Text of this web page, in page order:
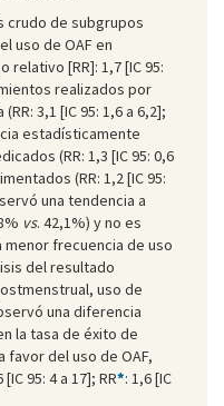
crudo de subgrupos
uso de OAF en
[RR]: 1,7 [IC 95:
realizados por
3,1 [IC 95: 1,6 a 6,2];
estadísticamente
(RR: 1,3 [IC 95: 0,6
(RR: 1,2 [IC 95:
una tendencia a
vs. 42,1%) y no es
frecuencia de uso
del resultado
uso de
una diferencia
la tasa de éxito de
favor del uso de OAF,
[IC 95: 4 a 17]; RR*: 1,6 [IC